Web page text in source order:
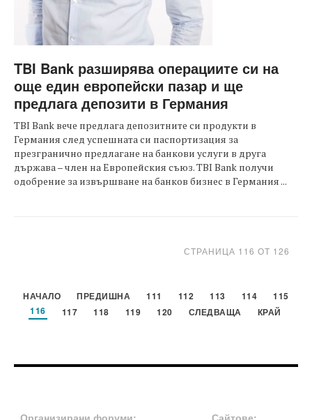
TBI Bank разширява операциите си на
още един европейски пазар и ще
предлага депозити в Германия
TBI Bank вече предлага депозитните си продукти в
Германия след успешната си паспортизация за
презгранично предлагане на банкови услуги в друга
държава – член на Европейския съюз. TBI Bank получи
одобрение за извършване на банков бизнес в Германия ...
СТРАНИЦА 116 ОТ 126
НАЧАЛО ПРЕДИШНА 111 112 113 114
115
116
117 118 119 120 СЛЕДВАЩА КРАЙ
Организирани форуми: Сайтове: